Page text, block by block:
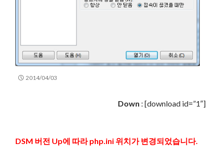
2014/04/03
Down : [download id=”1″]
DSM 버전 Up에 따라 php.ini 위치가 변경되었습니다.